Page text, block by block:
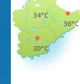
36°C
34°C
30°C